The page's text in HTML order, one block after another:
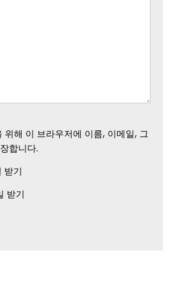
위해 이 브라우저에 이름, 이메일, 그
합니다.
받기
받기